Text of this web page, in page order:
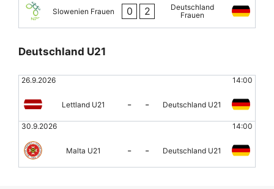
Slowenien Frauen 0 2
Deutschland
Frauen
Deutschland U21
26.9.2026 14:00
Lettland U21 - - Deutschland U21
30.9.2026 14:00
Malta U21 - - Deutschland U21